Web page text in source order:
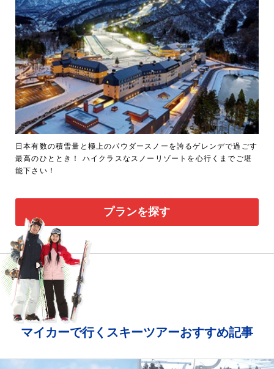
日本有数の積雪量と極上のパウダースノーを誇るゲレンデで過ごす
最高のひととき！ ハイクラスなスノーリゾートを心行くまでご堪
能下さい！
プランを探す
マイカーで行くスキーツアーおすすめ記事